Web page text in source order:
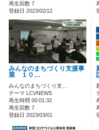
再生回数 7
登録日 2023/02/12
みんなのまちづくり支援事
業 １０…
みんなのまちづくり支…
テーマ LCVNEWS
再生時間 00:01:32
再生回数 7
登録日 2023/03/01